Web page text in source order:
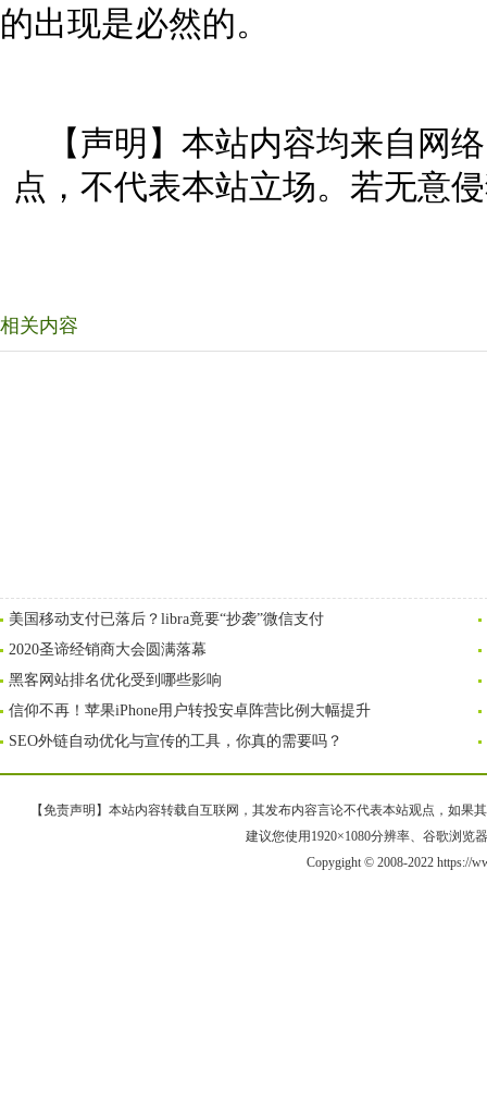
的出现是必然的。
【声明】本站内容均来自网
点，不代表本站立场。若无意
相关内容
美国移动支付已落后？libra竟要“抄袭”微信支付
2020圣谛经销商大会圆满落幕
黑客网站排名优化受到哪些影响
信仰不再！苹果iPhone用户转投安卓阵营比例大幅提升
SEO外链自动优化与宣传的工具，你真的需要吗？
【免责声明】本站内容转载自互联网，其发布内容言论不代表本站观点，如果
建议您使用1920×1080分辨率、谷歌浏览
Copygight © 2008-2022 https://